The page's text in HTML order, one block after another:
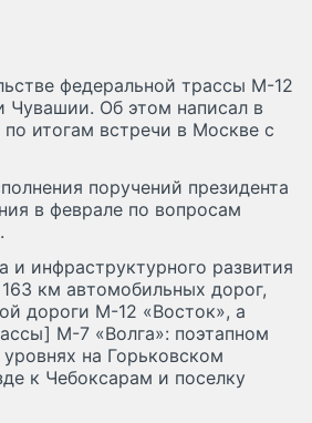
федеральной трассы М-12
Чувашии. Об этом написал в
итогам встречи в Москве с
поручений президента
в феврале по вопросам
и инфраструктурного развития
км автомобильных дорог,
дороги М-12 «Восток», а
М-7 «Волга»: поэтапном
на Горьковском
к Чебоксарам и поселку